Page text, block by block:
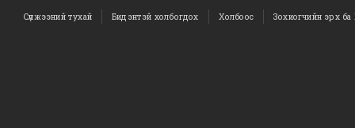
Сүлжээний тухай Бидэнтэй холбогдох Холбоос Зохиогчийн эрх